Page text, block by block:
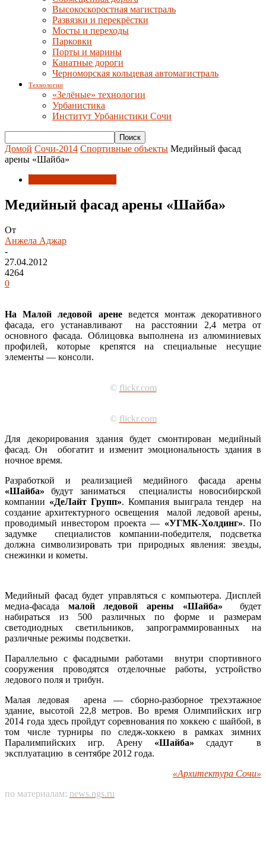
Высокоскоростная магистраль
Развязки и перекрёстки
Мосты и переходы
Парковки
Порты и марины
Канатные дороги
Черноморская кольцевая автомагистраль
Технологии
«Зелёные» технологии
Урбанистика
Институт Урбанистики Сочи
Домой Сочи-2014 Спортивные объекты Медийный фасад
арены «Шайба»
Медийный фасад арены «Шайба»
От
Анжела Аджар
-
27.04.2012
4264
0
На Малой ледовой ареневедется монтаж декоративного
фасада, его устанавливают на расстоянии 2,4 метра от
основного фасада. Облицовка выполнена из алюминиевых
профилей, которые крепятся на специальные несущие
элементы — консоли.
© flickr.com
© flickr.com
Для декорирования здания будет смонтирован медийный
фасад. Он обогатит и изменит эмоциональность здания в
ночное время.
Разработкой и реализацией медийного фасада арены
«Шайба» будут заниматься специалисты новосибирской
компании «ДеЛайт Групп». Компания выиграла тендер на
создание архитектурного освещения малой ледовой арены,
проводимый инвестором проекта — «УГМК-Холдинг». По
задумке специалистов компании-победителя, подсветка
должна символизировать три природных явления: звезды,
снежинки и кометы.
Медийный фасад будет управляться с компьютера. Дисплей
медиа-фасада малой ледовой арены «Шайба» будет
набираться из 500 различных по форме и размерам
светодиодных светильников, запрограммированных на
различные режимы подсветки.
Параллельно с фасадными работами внутри спортивного
сооружения проводятся отделочные работы, устройство
ледового поля и трибун.
Малая ледовая арена — сборно-разборное трехэтажное
здание, высотой 22,8 метров. Во время Олимпийских игр
2014 года здесь пройдут соревнования по хоккею с шайбой, в
том числе турниры по следж-хоккею в рамках зимних
Паралимпийских игр. Арену «Шайба» сдадут в
эксплуатацию в сентябре 2012 года.
«Архитектура Сочи»
по материалам: news.ngs.ru